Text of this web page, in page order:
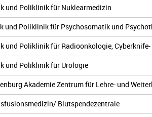
und Poliklinik für Nuklearmedizin
und Poliklinik für Psychosomatik und
und Poliklinik für Radioonkologie,
und Poliklinik für Urologie
Akademie Zentrum für Lehre- und
Blutspendezentrale